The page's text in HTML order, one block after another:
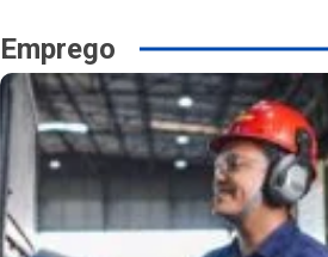
Emprego